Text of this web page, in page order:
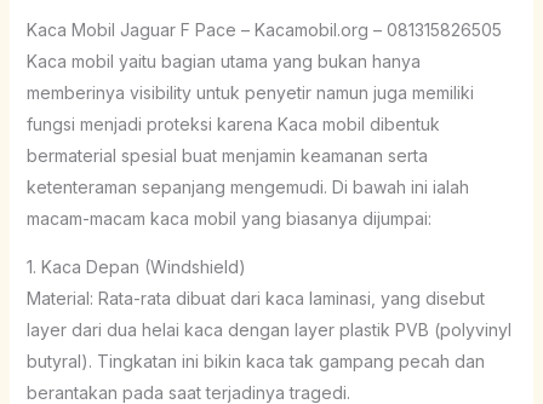
Kaca Mobil Jaguar F Pace – Kacamobil.org – 081315826505
Kaca mobil yaitu bagian utama yang bukan hanya
memberinya visibility untuk penyetir namun juga memiliki
fungsi menjadi proteksi karena Kaca mobil dibentuk
bermaterial spesial buat menjamin keamanan serta
ketenteraman sepanjang mengemudi. Di bawah ini ialah
macam-macam kaca mobil yang biasanya dijumpai:
1. Kaca Depan (Windshield)
Material: Rata-rata dibuat dari kaca laminasi, yang disebut
layer dari dua helai kaca dengan layer plastik PVB (polyvinyl
butyral). Tingkatan ini bikin kaca tak gampang pecah dan
berantakan pada saat terjadinya tragedi.